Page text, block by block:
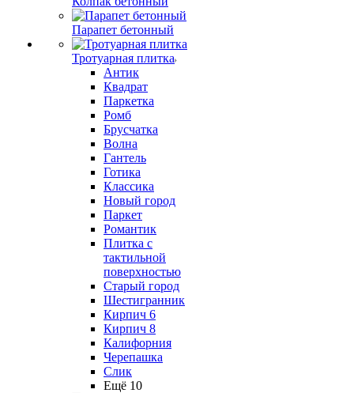
Парапет бетонный
Тротуарная плитка
Антик
Квадрат
Паркетка
Ромб
Брусчатка
Волна
Гантель
Готика
Классика
Новый город
Паркет
Романтик
Плитка с
тактильной
поверхностью
Старый город
Шестигранник
Кирпич 6
Кирпич 8
Калифорния
Черепашка
Слик
Ещё 10